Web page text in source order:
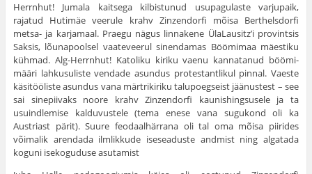
Herrnhut! Jumala kaitsega kilbistunud usupagulaste varju­paik,
rajatud Hutimäe veerule krahv Zinzendorfi mõisa Berthelsdorfi
metsa- ja karjamaal. Praegu nägus linnakene ÜlaLausitz’i provintsis
Saksis, lõunapoolsel vaateveerul sinendamas Böömimaa mäestiku
kühmad. Alg-Herrnhut! Katoliku ki­riku vaenu kannatanud böömi-
määri lahkusuliste vendade asun­dus protestantlikul pinnal. Vaeste
käsitööliste asundus vana märtrikiriku talupoegseist jäänustest – see
sai sinepiivaks noore krahv Zinzendorfi kaunishingsusele ja ta
usuindlemise kalduvustele (tema enese vana sugukond oli ka
Austriast pä­rit). Suure feodaalhärrana oli tal oma mõisa piirides
võimalik arendada ilmlikkude iseseaduste andmist ning algatada
koguni isekoguduse asutamist